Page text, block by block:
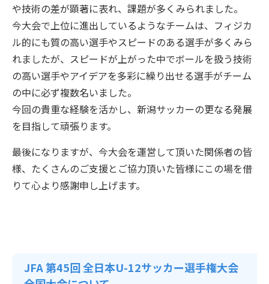
や技術の差が顕著に表れ、課題が多くみられました。
今大会で上位に進出しているようなチームは、フィジカ
ル的にも質の高い選手やスピードのある選手が多くみら
れましたが、スピードが上がった中でボールを扱う技術
の高い選手やアイデアを多彩に繰り出せる選手がチーム
の中に必ず複数名いました。
今回の貴重な経験を活かし、新潟サッカーの更なる発展
を目指して頑張ります。
最後になりますが、今大会を運営して頂いた関係者の皆
様、たくさんのご支援とご協力頂いた皆様にこの場を借
りて心より感謝申し上げます。
JFA 第45回 全日本U-12サッカー選手権大会